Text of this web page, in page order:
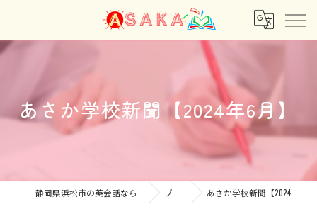
あさか学校新聞【2024年6月】
ブログ あさか学校新聞【2024年6月】